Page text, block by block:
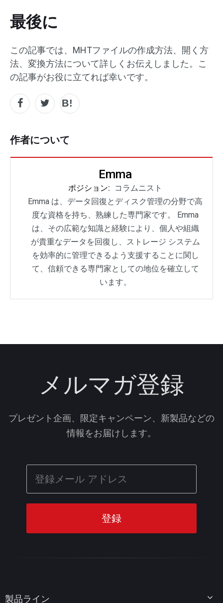
最後に
この記事では、MHTファイルの作成方法、開く方
法、変換方法について詳しくお伝えしました。こ
の記事がお役に立てれば幸いです。
作者について
Emma
ポジション:
コラムニスト
Emma は、データ回復とディスク管理の分野で高
度な資格を持ち、熟練した専門家です。 Emma
は、その広範な知識と経験により、個人や組織
が貴重なデータを回復し、ストレージ システム
を効率的に管理できるよう支援することに関し
て、信頼できる専門家としての地位を確立して
います。
メルマガ登録
プレゼント企画、限定キャンペーン、新製品などの
情報をお届けします。
製品ライン